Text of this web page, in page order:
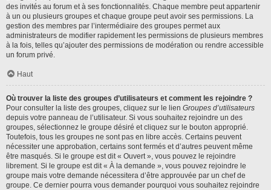
des invités au forum et à ses fonctionnalités. Chaque membre peut appartenir
à un ou plusieurs groupes et chaque groupe peut avoir ses permissions. La
gestion des membres par l’intermédiaire des groupes permet aux
administrateurs de modifier rapidement les permissions de plusieurs membres
à la fois, telles qu’ajouter des permissions de modération ou rendre accessible
un forum privé.
Haut
Où trouver la liste des groupes d’utilisateurs et comment les rejoindre ?
Pour consulter la liste des groupes, cliquez sur le lien Groupes d’utilisateurs
depuis votre panneau de l’utilisateur. Si vous souhaitez rejoindre un des
groupes, sélectionnez le groupe désiré et cliquez sur le bouton approprié.
Toutefois, tous les groupes ne sont pas en libre accès. Certains peuvent
nécessiter une approbation, certains sont fermés et d’autres peuvent même
être masqués. Si le groupe est dit « Ouvert », vous pouvez le rejoindre
librement. Si le groupe est dit « À la demande », vous pouvez rejoindre le
groupe mais votre demande nécessitera d’être approuvée par un chef de
groupe. Ce dernier pourra vous demander pourquoi vous souhaitez rejoindre